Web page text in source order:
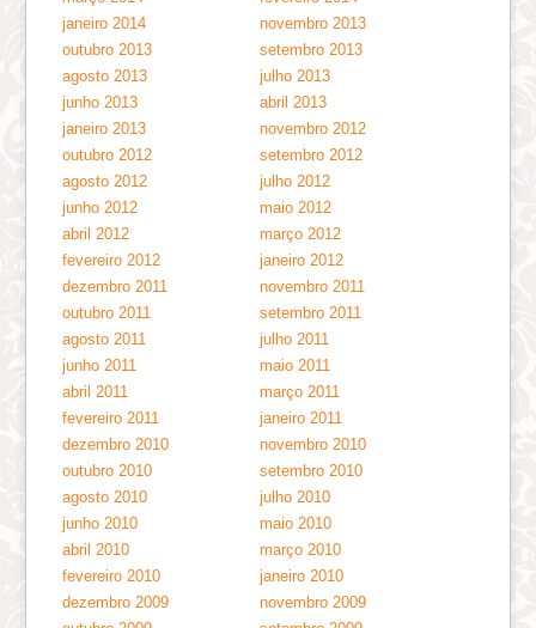
janeiro 2014
novembro 2013
outubro 2013
setembro 2013
agosto 2013
julho 2013
junho 2013
abril 2013
janeiro 2013
novembro 2012
outubro 2012
setembro 2012
agosto 2012
julho 2012
junho 2012
maio 2012
abril 2012
março 2012
fevereiro 2012
janeiro 2012
dezembro 2011
novembro 2011
outubro 2011
setembro 2011
agosto 2011
julho 2011
junho 2011
maio 2011
abril 2011
março 2011
fevereiro 2011
janeiro 2011
dezembro 2010
novembro 2010
outubro 2010
setembro 2010
agosto 2010
julho 2010
junho 2010
maio 2010
abril 2010
março 2010
fevereiro 2010
janeiro 2010
dezembro 2009
novembro 2009